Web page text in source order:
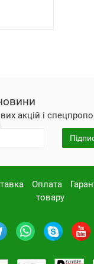
акцій і
Оплата
товару